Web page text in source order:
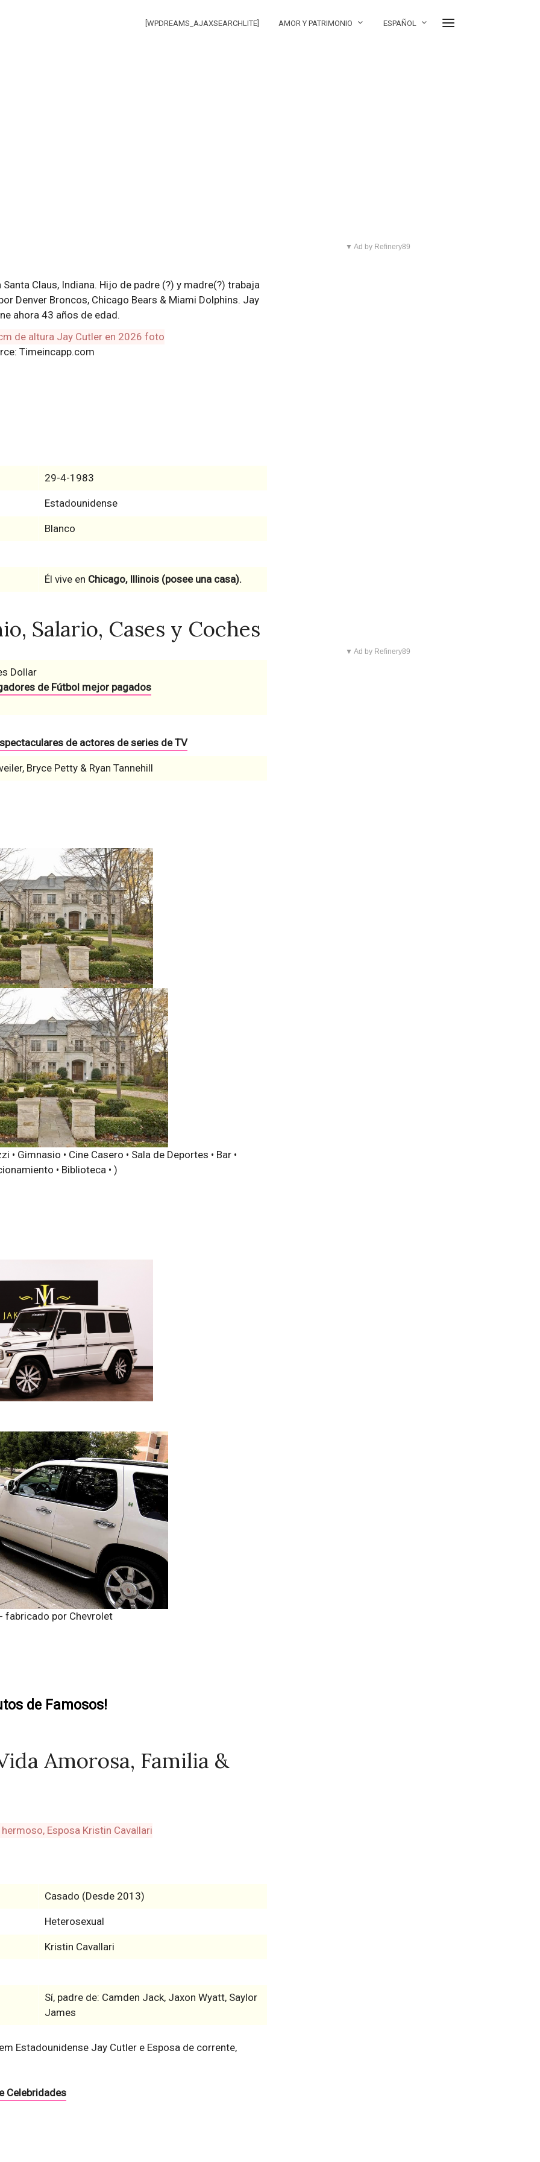
[WPDREAMS_AJAXSEARCHLITE] AMOR Y PATRIMONIO ESPAÑOL
Claus, Indiana. Hijo de padre (?) y madre(?) trabaja
Denver Broncos, Chicago Bears & Miami Dolphins. Jay
ahora 43 años de edad.
Timeincapp.com
29-4-1983
Estadounidense
Blanco
Él vive en Chicago, Illinois (posee una casa).
Salario, Cases y Coches
Dollar
de Fútbol mejor pagados
de actores de series de TV
Bryce Petty & Ryan Tannehill
Gimnasio • Cine Casero • Sala de Deportes • Bar •
• Biblioteca • )
fabricado por Chevrolet
de Famosos!
Amorosa, Familia &
Casado (Desde 2013)
Heterosexual
Kristin Cavallari
Sí, padre de: Camden Jack, Jaxon Wyatt, Saylor
James
Estadounidense Jay Cutler e Esposa de corrente,
Celebridades
▼ Ad by Refinery89
▼ Ad by Refinery89